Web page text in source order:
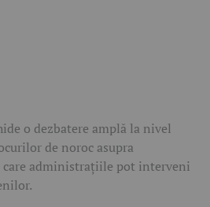
o dezbatere amplă la nivel
de noroc asupra
administrațiile pot interveni